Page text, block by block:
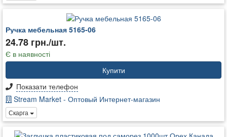
Ручка мебельная 5165-06
24.78 грн./шт.
Є в наявності
Купити
Показати телефон
Stream Market - Оптовый Интернет-магазин
Скарга